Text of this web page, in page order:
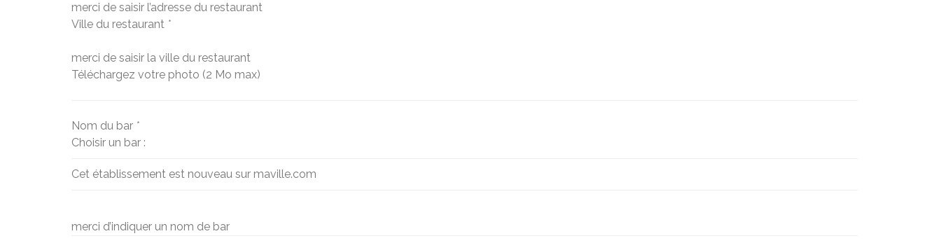
merci de saisir l’adresse du restaurant
Ville du restaurant *
merci de saisir la ville du restaurant
Téléchargez votre photo (2 Mo max)
Nom du bar *
Choisir un bar :
Cet établissement est nouveau sur maville.com
merci d’indiquer un nom de bar